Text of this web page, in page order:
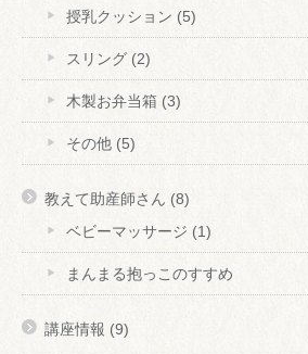
授乳クッション (5)
スリング (2)
木製お弁当箱 (3)
その他 (5)
教えて助産師さん (8)
ベビーマッサージ (1)
まんまる抱っこのすすめ
講座情報 (9)